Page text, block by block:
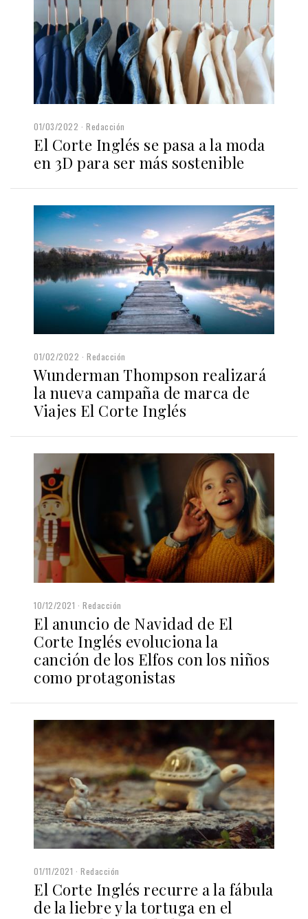
01/03/2022 Redacción
El Corte Inglés se pasa a la moda
en 3D para ser más sostenible
01/02/2022 Redacción
Wunderman Thompson realizará
la nueva campaña de marca de
Viajes El Corte Inglés
10/12/2021 Redacción
El anuncio de Navidad de El
Corte Inglés evoluciona la
canción de los Elfos con los niños
como protagonistas
01/11/2021 Redacción
El Corte Inglés recurre a la fábula
de la liebre y la tortuga en el